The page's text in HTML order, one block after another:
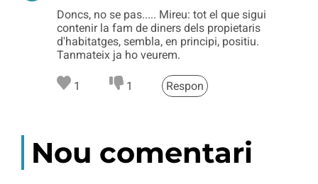
Doncs, no se pas..... Mireu: tot el que sigui
contenir la fam de diners dels propietaris
d'habitatges, sembla, en principi, positiu.
Tanmateix ja ho veurem.
1 1 Respon
Nou comentari